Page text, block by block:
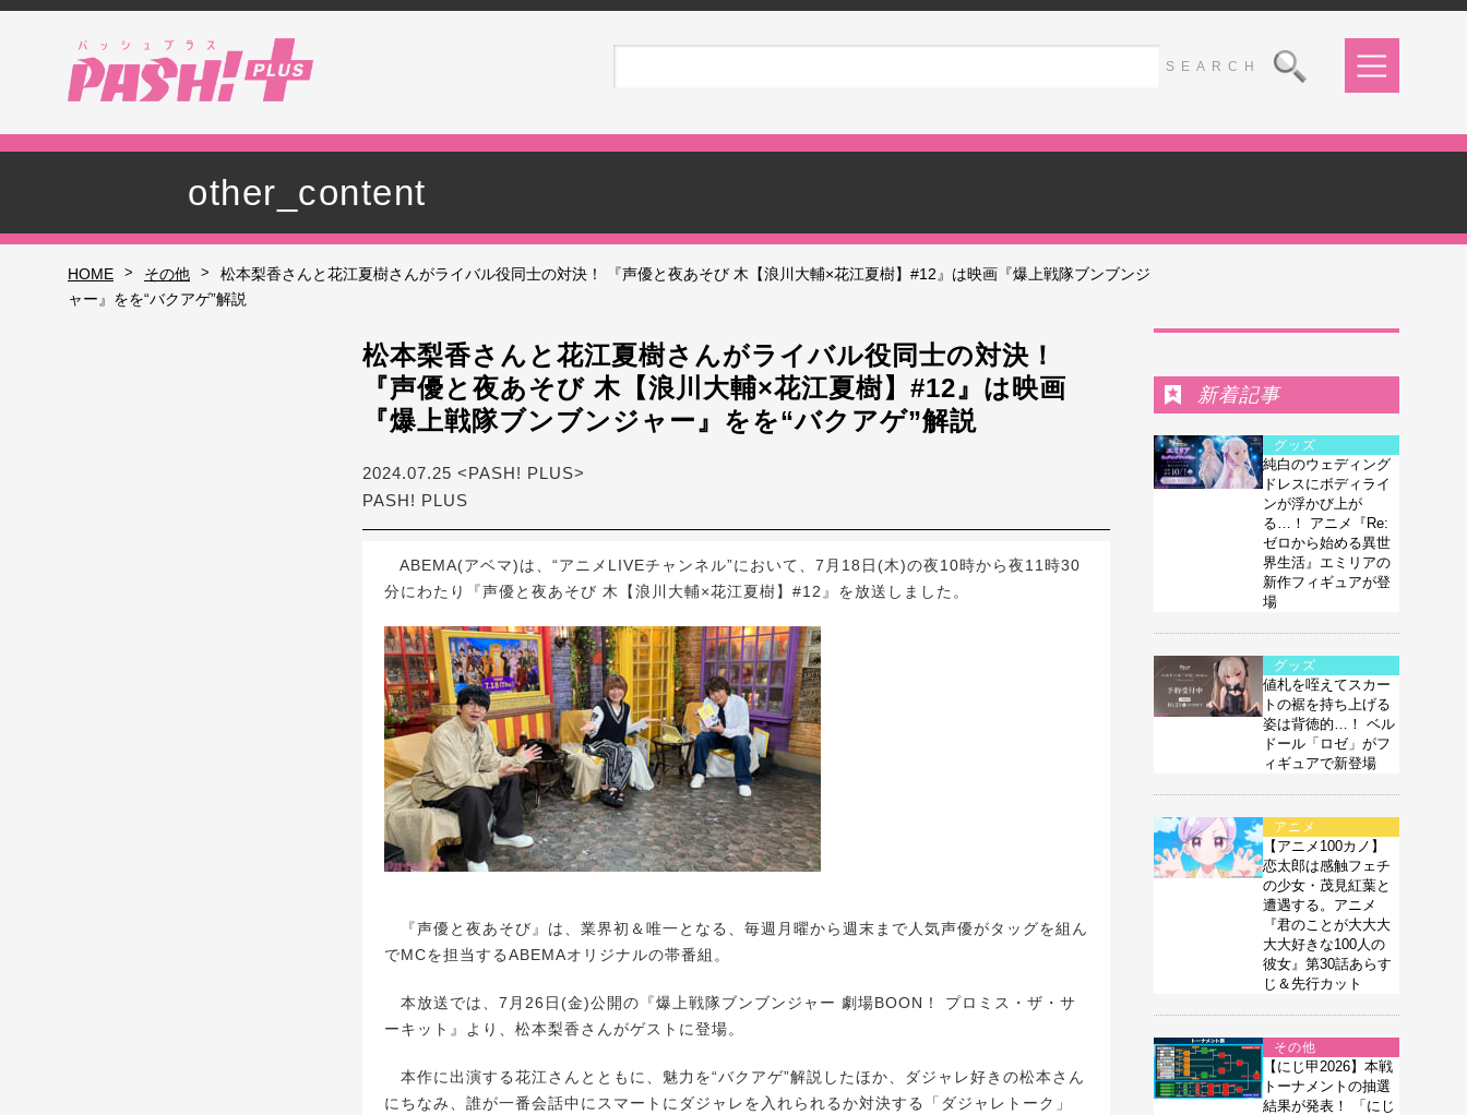
other_content
HOME > その他 >
松本梨香さんと花江夏樹さんがライバル役同士の対決！ 『声優と夜あそび 木【浪川大輔×花江夏樹】#12』は映画『爆上戦隊ブンブンジ
ャー』をを“バクアゲ”解説
松本梨香さんと花江夏樹さんがライバル役同士の対決！
『声優と夜あそび 木【浪川大輔×花江夏樹】#12』は映画
『爆上戦隊ブンブンジャー』をを“バクアゲ”解説
2024.07.25 <PASH! PLUS>
PASH! PLUS
ABEMA(アベマ)は、“アニメLIVEチャンネル”において、7月18日(木)の夜10時から夜11時30
分にわたり『声優と夜あそび 木【浪川大輔×花江夏樹】#12』を放送しました。
『声優と夜あそび』は、業界初＆唯一となる、毎週月曜から週末まで人気声優がタッグを組ん
でMCを担当するABEMAオリジナルの帯番組。
本放送では、7月26日(金)公開の『爆上戦隊ブンブンジャー 劇場BOON！ プロミス・ザ・サ
ーキット』より、松本梨香さんがゲストに登場。
本作に出演する花江さんとともに、魅力を“バクアゲ”解説したほか、ダジャレ好きの松本さん
にちなみ、誰が一番会話中にスマートにダジャレを入れられるか対決する「ダジャレトーク」
新着記事
グッズ
純白のウェディング
ドレスにボディライ
ンが浮かび上が
る…！ アニメ『Re:
ゼロから始める異世
界生活』エミリアの
新作フィギュアが登
場
グッズ
値札を咥えてスカー
トの裾を持ち上げる
姿は背徳的…！ ベル
ドール「ロゼ」がフ
ィギュアで新登場
アニメ
【アニメ100カノ】
恋太郎は感触フェチ
の少女・茂見紅葉と
遭遇する。アニメ
『君のことが大大大
大大好きな100人の
彼女』第30話あらす
じ＆先行カット
その他
【にじ甲2026】本戦
トーナメントの抽選
結果が発表！ 「にじ